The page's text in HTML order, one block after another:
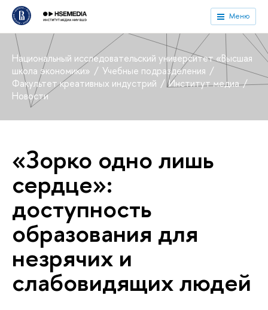
Меню
Национальный исследовательский университет «Высшая
школа экономики»
Учебные подразделения
Факультет креативных индустрий
Институт медиа
Новости
«Зорко одно лишь
сердце»:
доступность
образования для
незрячих и
слабовидящих людей